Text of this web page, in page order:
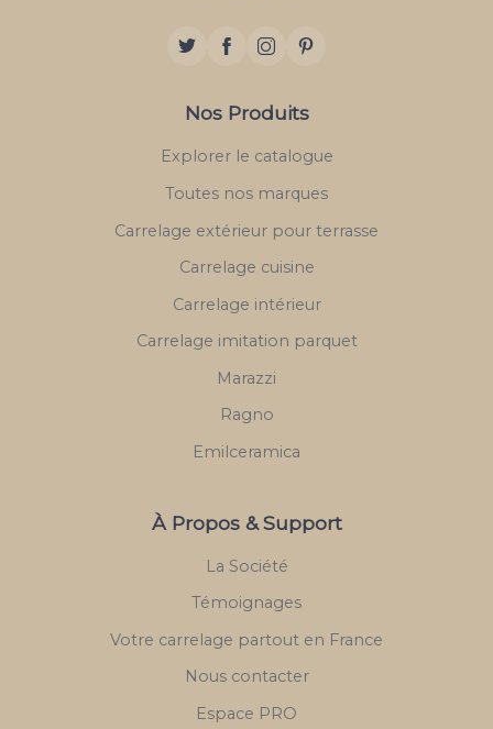
Nos Produits
Explorer le catalogue
Toutes nos marques
Carrelage extérieur pour terrasse
Carrelage cuisine
Carrelage intérieur
Carrelage imitation parquet
Marazzi
Ragno
Emilceramica
À Propos & Support
La Société
Témoignages
Votre carrelage partout en France
Nous contacter
Espace PRO